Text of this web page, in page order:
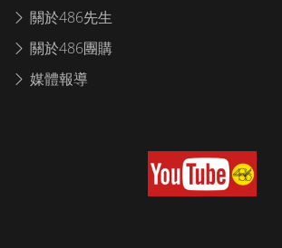
關於486先生
關於486團購
媒體報導